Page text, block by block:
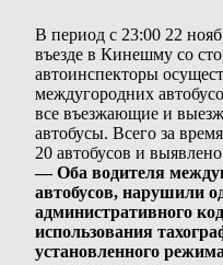
В период с 23:00 22
въезде в Кинешму со
автоинспекторы
междугородних
все въезжающие и
автобусы. Всего за
20 автобусов и
— Оба водителя
автобусов, нарушили
административного
использования
установленного